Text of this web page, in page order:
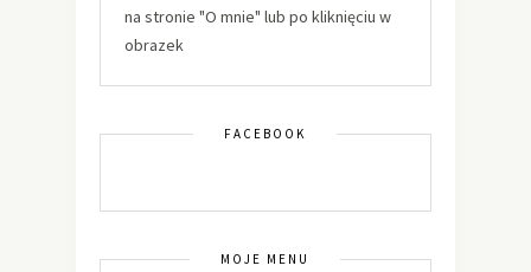
na stronie "O mnie" lub po kliknięciu w
obrazek
FACEBOOK
MOJE MENU